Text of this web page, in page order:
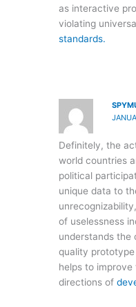
as interactive
violating
standards.
Definitely, the
world countries
political
unique data to
of uselessness
understands the
quality
helps to
directions of